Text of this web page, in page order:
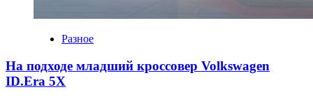
Разное
На подходе младший кроссовер Volkswagen
ID.Era 5X